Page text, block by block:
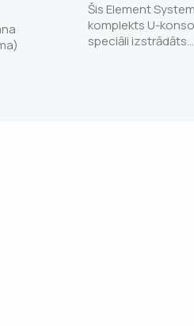
Šis Element
komplekts U-
speciāli izstrādāts…